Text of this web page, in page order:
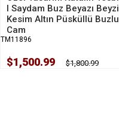
I Saydam Buz Beyazı Beyzi
Kesim Altın Püsküllü Buzlu
Cam
TM11896
$1,500.99 $1,800.99